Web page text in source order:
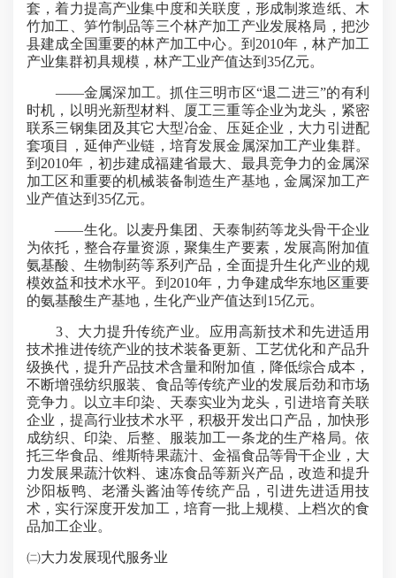
套，着力提高产业集中度和关联度，形成制浆造纸、木
竹加工、笋竹制品等三个林产加工产业发展格局，把沙
县建成全国重要的林产加工中心。到2010年，林产加工
产业集群初具规模，林产工业产值达到35亿元。
——金属深加工。抓住三明市区“退二进三”的有利
时机，以明光新型材料、厦工三重等企业为龙头，紧密
联系三钢集团及其它大型冶金、压延企业，大力引进配
套项目，延伸产业链，培育发展金属深加工产业集群。
到2010年，初步建成福建省最大、最具竞争力的金属深
加工区和重要的机械装备制造生产基地，金属深加工产
业产值达到35亿元。
——生化。以麦丹集团、天泰制药等龙头骨干企业
为依托，整合存量资源，聚集生产要素，发展高附加值
氨基酸、生物制药等系列产品，全面提升生化产业的规
模效益和技术水平。到2010年，力争建成华东地区重要
的氨基酸生产基地，生化产业产值达到15亿元。
3、大力提升传统产业。应用高新技术和先进适用
技术推进传统产业的技术装备更新、工艺优化和产品升
级换代，提升产品技术含量和附加值，降低综合成本，
不断增强纺织服装、食品等传统产业的发展后劲和市场
竞争力。以立丰印染、天泰实业为龙头，引进培育关联
企业，提高行业技术水平，积极开发出口产品，加快形
成纺织、印染、后整、服装加工一条龙的生产格局。依
托三华食品、维斯特果蔬汁、金福食品等骨干企业，大
力发展果蔬汁饮料、速冻食品等新兴产品，改造和提升
沙阳板鸭、老潘头酱油等传统产品，引进先进适用技
术，实行深度开发加工，培育一批上规模、上档次的食
品加工企业。
㈡大力发展现代服务业